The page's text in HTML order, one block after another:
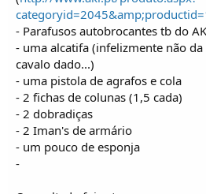
- Parafusos autobrocantes tb do
- uma alcatifa (infelizmente não
cavalo dado...)
- uma pistola de agrafos e cola
- 2 fichas de colunas (1,5 cada)
- 2 dobradiças
- 2 Iman's de armário
- um pouco de esponja
-